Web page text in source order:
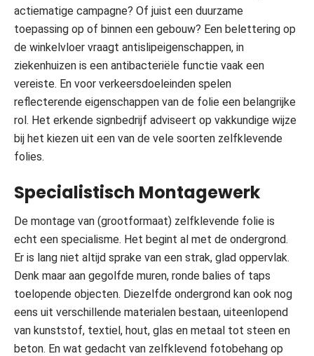
actiematige campagne? Of juist een duurzame
toepassing op of binnen een gebouw? Een belettering op
de winkelvloer vraagt antislipeigenschappen, in
ziekenhuizen is een antibacteriële functie vaak een
vereiste. En voor verkeersdoeleinden spelen
reflecterende eigenschappen van de folie een belangrijke
rol. Het erkende signbedrijf adviseert op vakkundige wijze
bij het kiezen uit een van de vele soorten zelfklevende
folies.
Specialistisch Montagewerk
De montage van (grootformaat) zelfklevende folie is
echt een specialisme. Het begint al met de ondergrond.
Er is lang niet altijd sprake van een strak, glad oppervlak.
Denk maar aan gegolfde muren, ronde balies of taps
toelopende objecten. Diezelfde ondergrond kan ook nog
eens uit verschillende materialen bestaan, uiteenlopend
van kunststof, textiel, hout, glas en metaal tot steen en
beton. En wat gedacht van zelfklevend fotobehang op